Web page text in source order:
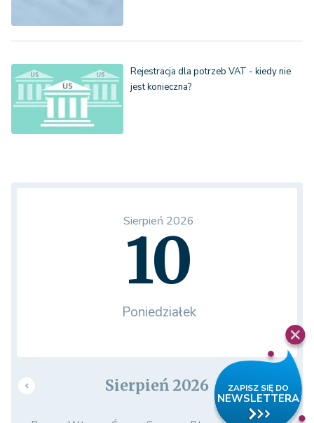
Rejestracja dla potrzeb VAT - kiedy nie
jest konieczna?
Sierpień 2026
10
Poniedziałek
Sierpień 2026